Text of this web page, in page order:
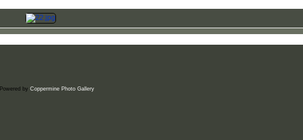
Powered by Coppermine Photo Gallery